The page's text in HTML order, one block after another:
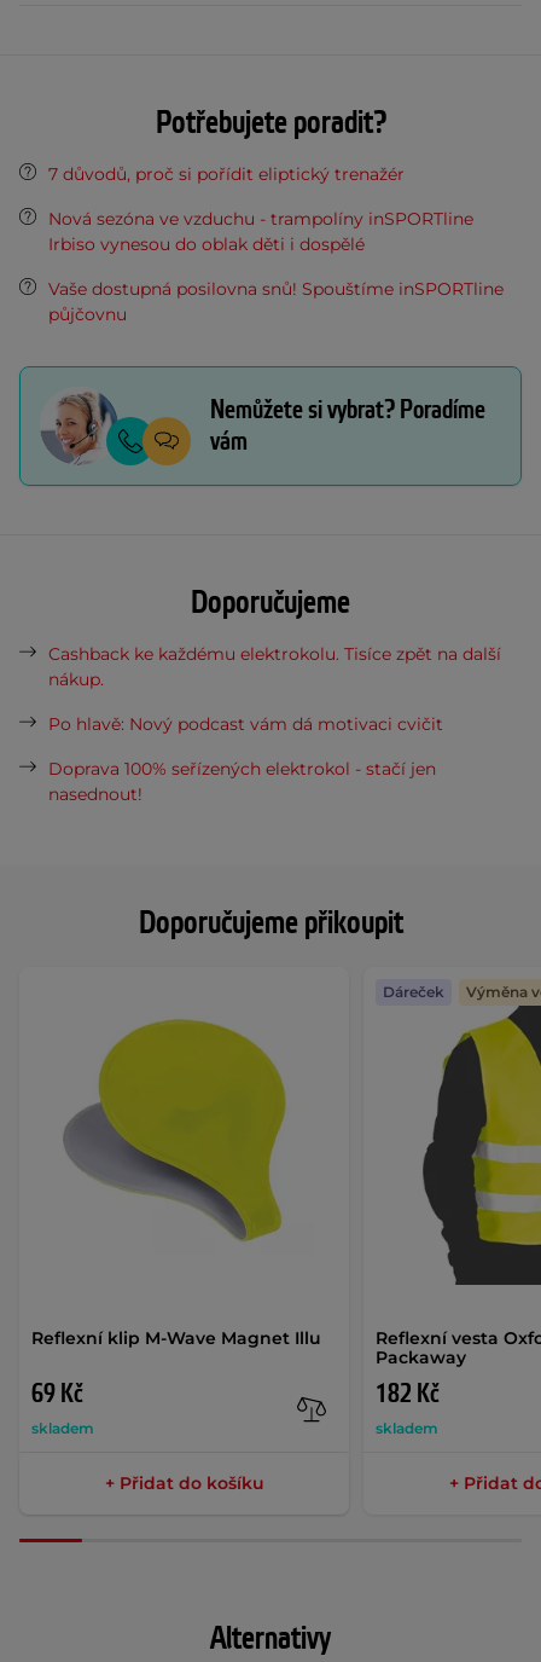
Doporučujeme přikoupit
Reflexní klip M-Wave Magnet Illu
69 Kč
skladem
+ Přidat do košíku
Reflexní vesta
Packaway
182 Kč
skladem
Dáreček Výměna
+ Přidat
Potřebujete poradit?
7 důvodů, proč si pořídit eliptický trenažér
Nová sezóna ve vzduchu - trampolíny inSPORTline
Irbiso vynesou do oblak děti i dospělé
Vaše dostupná posilovna snů! Spouštíme inSPORTline
půjčovnu
Nemůžete si vybrat? Poradíme
vám
Doporučujeme
Cashback ke každému elektrokolu. Tisíce zpět na další
nákup.
Po hlavě: Nový podcast vám dá motivaci cvičit
Doprava 100% seřízených elektrokol - stačí jen
nasednout!
Alternativy